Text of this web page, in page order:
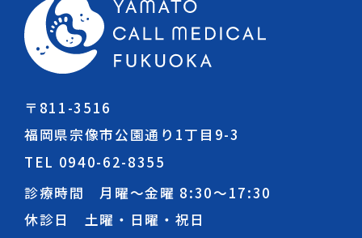
〒811-3516
福岡県宗像市公園通り1丁目9-3
TEL 0940-62-8355
診療時間 月曜～金曜 8:30～17:30
休診日 土曜・日曜・祝日